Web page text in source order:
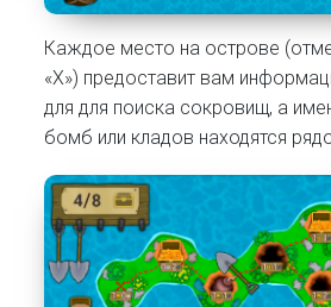
Каждое место на острове
«X») предоставит вам
для для поиска сокровищ, а
бомб или кладов находятся